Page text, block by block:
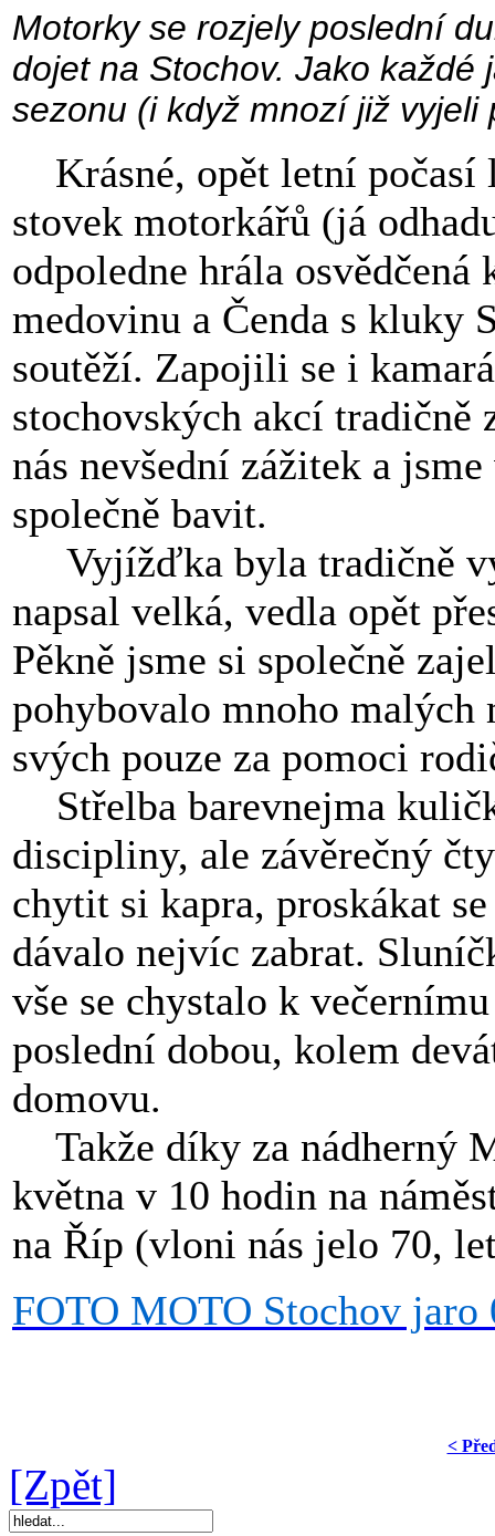
Motorky se rozjely poslední
dojet na Stochov. Jako
sezonu (i když mnozí již vyjeli
Krásné, opět letní
stovek motorkářů (já
odpoledne hrála
medovinu a Čenda s kluky
soutěží. Zapojili se i
stochovských akcí tradičně
nás nevšední zážitek a
společně bavit.
Vyjížďka byla tradičně
napsal velká, vedla opět
Pěkně jsme si společně
pohybovalo mnoho
svých pouze za pomoci
Střelba barevnejma
discipliny, ale závěrečný
chytit si kapra, proskákat
dávalo nejvíc zabrat.
vše se chystalo k
poslední dobou, kolem
domovu.
Takže díky za nádherný
května v 10 hodin na
na Říp (vloni nás jelo 70,
FOTO MOTO Stochov jaro
<
[Zpět]